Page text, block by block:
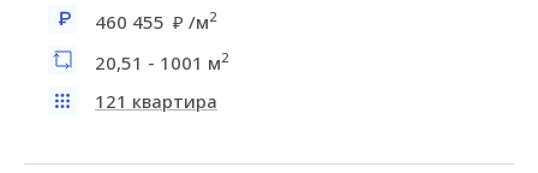
460 455 /м2
20,51 - 1001 м2
121 квартира